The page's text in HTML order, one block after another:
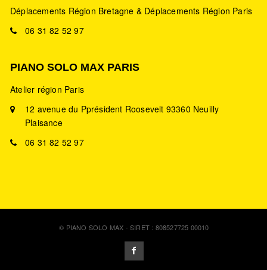
Déplacements Région Bretagne & Déplacements Région Paris
06 31 82 52 97
PIANO SOLO MAX PARIS
Atelier région Paris
12 avenue du Pprésident Roosevelt 93360 Neuilly
Plaisance
06 31 82 52 97
© PIANO SOLO MAX - SIRET : 808527725 00010